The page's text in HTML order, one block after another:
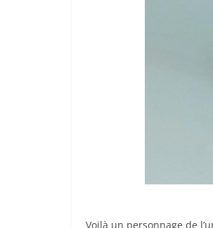
Voilà un personnage de